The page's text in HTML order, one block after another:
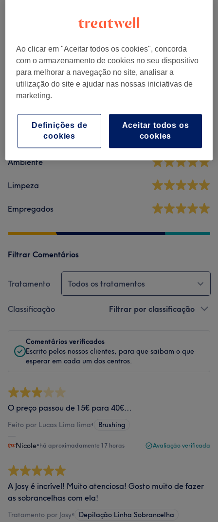
Pedicure E Tratamentos Pés (11) desde € 10
Comentários do centro
4,9 616 comentários
Ambiente
Limpeza
Empregados
Filtrar Comentários
Tratamento Todos os tratamentos
Classificação Filtrar por classificação
Comentários verificados
Escrito pelos nossos clientes, para que saibam o que
esperar em cada um dos centros.
O preço passou de 15€ para 40€…
Feito por Lucas Lima lima• Brushing
Nicole•há aproximadamente 17 horas Avaliação verificada
A Josy é incrível! Muito atenciosa! Gosto muito de fazer
as sobrancelhas com ela!
Tratamento por Josy• Depilação Linha Sobrancelha
Ao clicar em "Aceitar todos os cookies", concorda
com o armazenamento de cookies no seu dispositivo
para melhorar a navegação no site, analisar a
utilização do site e ajudar nas nossas iniciativas de
marketing.
Aceitar todos os
cookies
Definições de
cookies